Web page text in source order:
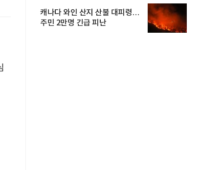
캐나다 와인 산지 산불 대피령…
주민 2만명 긴급 피난